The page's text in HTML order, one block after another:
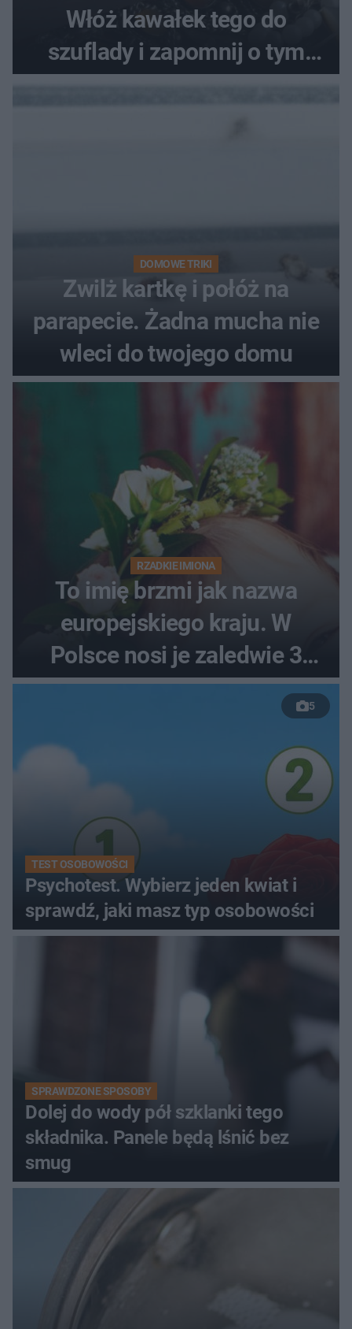
Włóż kawałek tego do
szuflady i zapomnij o tym
DOMOWE TRIKI
Zwilż kartkę i połóż na
parapecie. Żadna mucha nie
wleci do twojego domu
RZADKIE IMIONA
To imię brzmi jak nazwa
europejskiego kraju. W
Polsce nosi je zaledwie 3
kobiety
5
TEST OSOBOWOŚCI
Psychotest. Wybierz jeden kwiat i
sprawdź, jaki masz typ osobowości
SPRAWDZONE SPOSOBY
Dolej do wody pół szklanki tego
składnika. Panele będą lśnić bez
smug